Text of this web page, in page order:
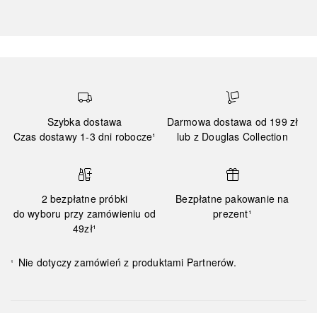
Szybka dostawa
Czas dostawy 1-3 dni robocze¹
Darmowa dostawa od 199 zł
lub z Douglas Collection
2 bezpłatne próbki
do wyboru przy zamówieniu od
49zł¹
Bezpłatne pakowanie na
prezent¹
¹ Nie dotyczy zamówień z produktami Partnerów.